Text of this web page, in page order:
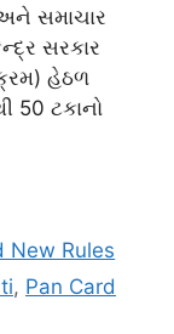
અને સમાચાર
સરકાર
હેઠળ
50 ટકાનો
New Rules
, Pan Card